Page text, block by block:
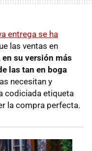
entrega se ha
las ventas en
en su versión más
las tan en boga
necesitan y
codiciada etiqueta
la compra perfecta.